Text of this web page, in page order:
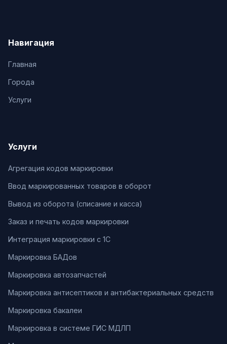
Навигация
Главная
Города
Услуги
Услуги
Агрегация кодов маркировки
Ввод маркированных товаров в оборот
Вывод из оборота (списание и касса)
Заказ и печать кодов маркировки
Интеграция маркировки с 1С
Маркировка БАДов
Маркировка автозапчастей
Маркировка антисептиков и антибактериальных средств
Маркировка бакалеи
Маркировка в системе ГИС МДЛП